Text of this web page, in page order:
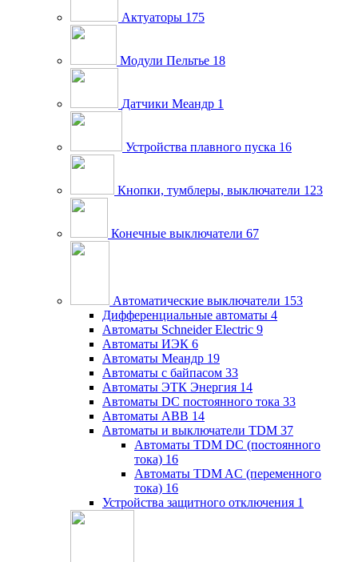
Актуаторы 175
Модули Пельтье 18
Датчики Меандр 1
Устройства плавного пуска 16
Кнопки, тумблеры, выключатели 123
Конечные выключатели 67
Автоматические выключатели 153
Дифференциальные автоматы 4
Автоматы Schneider Electric 9
Автоматы ИЭК 6
Автоматы Меандр 19
Автоматы с байпасом 33
Автоматы ЭТК Энергия 14
Автоматы DC постоянного тока 33
Автоматы ABB 14
Автоматы и выключатели TDM 37
Автоматы TDM DC (постоянного
тока) 16
Автоматы TDM AC (переменного
тока) 16
Устройства защитного отключения 1